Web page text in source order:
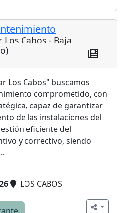
Los Cabos - Baja
Los Cabos" buscamos
comprometido, con
capaz de garantizar
de las instalaciones del
eficiente del
y correctivo, siendo
LOS CABOS